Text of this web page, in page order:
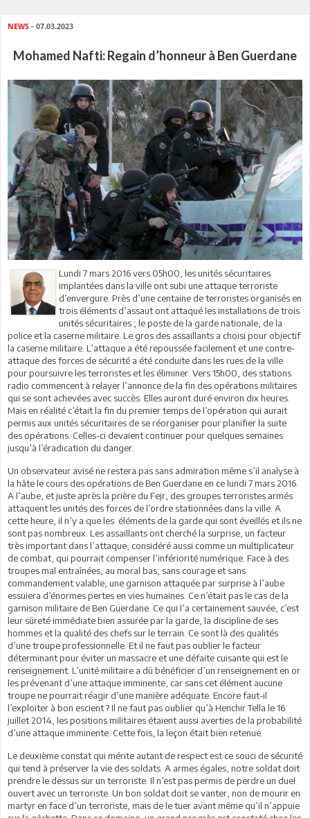
NEWS - 07.03.2023
Mohamed Nafti: Regain d’honneur à Ben Guerdane
Lundi 7 mars 2016 vers 05h00, les unités sécuritaires
implantées dans la ville ont subi une attaque terroriste
d’envergure. Près d’une centaine de terroristes organisés en
trois éléments d’assaut ont attaqué les installations de trois
unités sécuritaires ; le poste de la garde nationale, de la
police et la caserne militaire. Le gros des assaillants a choisi pour objectif
la caserne militaire. L’attaque a été repoussée facilement et une contre-
attaque des forces de sécurité a été conduite dans les rues de la ville
pour poursuivre les terroristes et les éliminer. Vers 15h00, des stations
radio commencent à relayer l’annonce de la fin des opérations militaires
qui se sont achevées avec succès. Elles auront duré environ dix heures.
Mais en réalité c’était la fin du premier temps de l’opération qui aurait
permis aux unités sécuritaires de se réorganiser pour planifier la suite
des opérations. Celles-ci devaient continuer pour quelques semaines
jusqu’à l’éradication du danger.
Un observateur avisé ne restera pas sans admiration même s’il analyse à
la hâte le cours des opérations de Ben Guerdane en ce lundi 7 mars 2016.
A l’aube, et juste après la prière du Fejr, des groupes terroristes armés
attaquent les unités des forces de l’ordre stationnées dans la ville. A
cette heure, il n’y a que les éléments de la garde qui sont éveillés et ils ne
sont pas nombreux. Les assaillants ont cherché la surprise, un facteur
très important dans l’attaque, considéré aussi comme un multiplicateur
de combat, qui pourrait compenser l’infériorité numérique. Face à des
troupes mal entraînées, au moral bas, sans courage et sans
commandement valable, une garnison attaquée par surprise à l’aube
essuiera d’énormes pertes en vies humaines. Ce n’était pas le cas de la
garnison militaire de Ben Guerdane. Ce qui l’a certainement sauvée, c’est
leur sûreté immédiate bien assurée par la garde, la discipline de ses
hommes et la qualité des chefs sur le terrain. Ce sont là des qualités
d’une troupe professionnelle. Et il ne faut pas oublier le facteur
déterminant pour éviter un massacre et une défaite cuisante qui est le
renseignement. L’unité militaire a dû bénéficier d’un renseignement en or
les prévenant d’une attaque imminente, car sans cet élément aucune
troupe ne pourrait réagir d’une manière adéquate. Encore faut-il
l’exploiter à bon escient ? Il ne faut pas oublier qu’à Henchir Tella le 16
juillet 2014, les positions militaires étaient aussi averties de la probabilité
d’une attaque imminente. Cette fois, la leçon était bien retenue.
Le deuxième constat qui mérite autant de respect est ce souci de sécurité
qui tend à préserver la vie des soldats. A armes égales, notre soldat doit
prendre le dessus sur un terroriste. Il n’est pas permis de perdre un duel
ouvert avec un terroriste. Un bon soldat doit se vanter, non de mourir en
martyr en face d’un terroriste, mais de le tuer avant même qu’il n’appuie